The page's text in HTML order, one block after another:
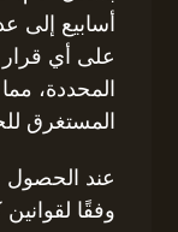
أسابيع إلى
على أي
المحددة،
المستغرق
عند الحصول
وفقًا لقوانين